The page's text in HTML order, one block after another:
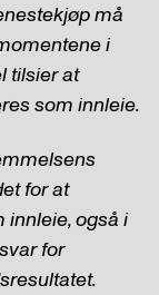
må
i
tilsier at
som innleie.
for at
innleie, også i
for